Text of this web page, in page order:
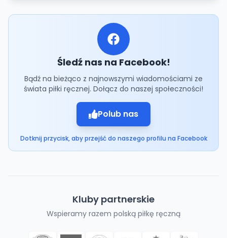
Śledź nas na Facebook!
Bądź na bieżąco z najnowszymi wiadomościami ze
świata piłki ręcznej. Dołącz do naszej społeczności!
Polub nas
Dotknij przycisk, aby przejść do naszego profilu na Facebook
Kluby partnerskie
Wspieramy razem polską piłkę ręczną